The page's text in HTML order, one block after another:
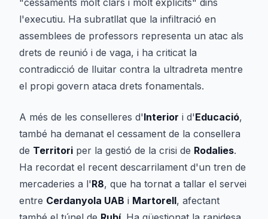
"cessaments molt clars i molt explícits" dins
l'executiu. Ha subratllat que la infiltració en
assemblees de professors representa un atac als
drets de reunió i de vaga, i ha criticat la
contradicció de lluitar contra la ultradreta mentre
el propi govern ataca drets fonamentals.
A més de les conselleres d'Interior i d'Educació,
també ha demanat el cessament de la consellera
de Territori per la gestió de la crisi de Rodalies.
Ha recordat el recent descarrilament d'un tren de
mercaderies a l'R8, que ha tornat a tallar el servei
entre Cerdanyola UAB i Martorell, afectant